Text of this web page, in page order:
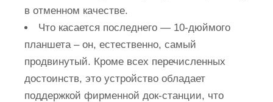
в отменном качестве.
Что касается последнего — 10-дюймого
планшета – он, естественно, самый
продвинутый. Кроме всех перечисленных
достоинств, это устройство обладает
поддержкой фирменной док-станции, что